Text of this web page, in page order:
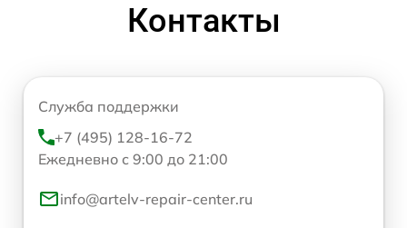
Контакты
Служба поддержки
+7 (495) 128-16-72
Ежедневно с 9:00 до 21:00
info@artelv-repair-center.ru